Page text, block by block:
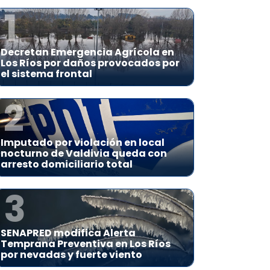
1
Decretan Emergencia Agrícola en
Los Ríos por daños provocados por
el sistema frontal
2
Imputado por violación en local
nocturno de Valdivia queda con
arresto domiciliario total
3
SENAPRED modifica Alerta
Temprana Preventiva en Los Ríos
por nevadas y fuerte viento